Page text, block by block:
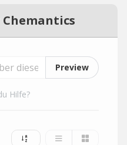
Preview
Hilfe?